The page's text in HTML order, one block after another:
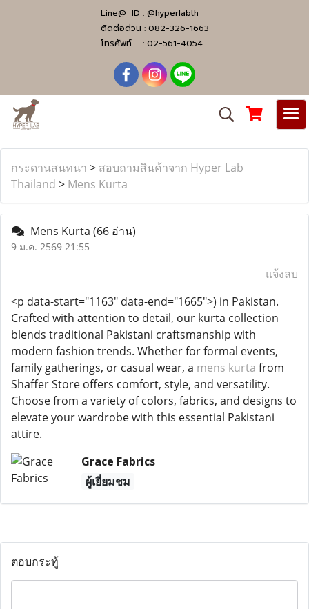
Line@ ID : @hyperlabth
ติดต่อด่วน : 082-326-1663
โทรศัพท์ : 02-561-4054
กระดานสนทนา > สอบถามสินค้าจาก Hyper Lab
Thailand > Mens Kurta
Mens Kurta (66 อ่าน)
9 ม.ค. 2569 21:55
แจ้งลบ
<p data-start="1163" data-end="1665">) in Pakistan.
Crafted with attention to detail, our kurta collection
blends traditional Pakistani craftsmanship with
modern fashion trends. Whether for formal events,
family gatherings, or casual wear, a mens kurta from
Shaffer Store offers comfort, style, and versatility.
Choose from a variety of colors, fabrics, and designs to
elevate your wardrobe with this essential Pakistani
attire.
Grace Fabrics
ผู้เยี่ยมชม
ตอบกระทู้